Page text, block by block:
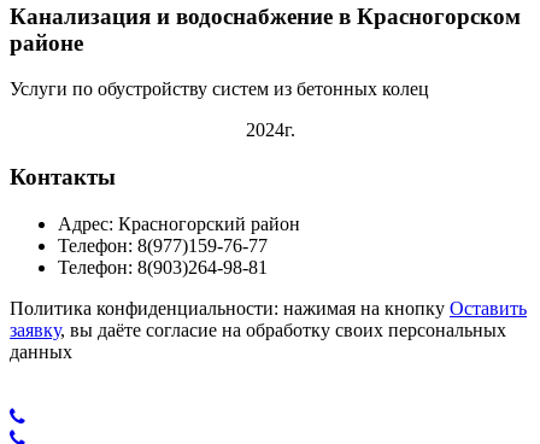
Канализация и водоснабжение в Красногорском
районе
Услуги по обустройству систем из бетонных колец
2024г.
Контакты
Адрес: Красногорский район
Телефон: 8(977)159-76-77
Телефон: 8(903)264-98-81
Политика конфиденциальности: нажимая на кнопку Оставить
заявку, вы даёте согласие на обработку своих персональных
данных